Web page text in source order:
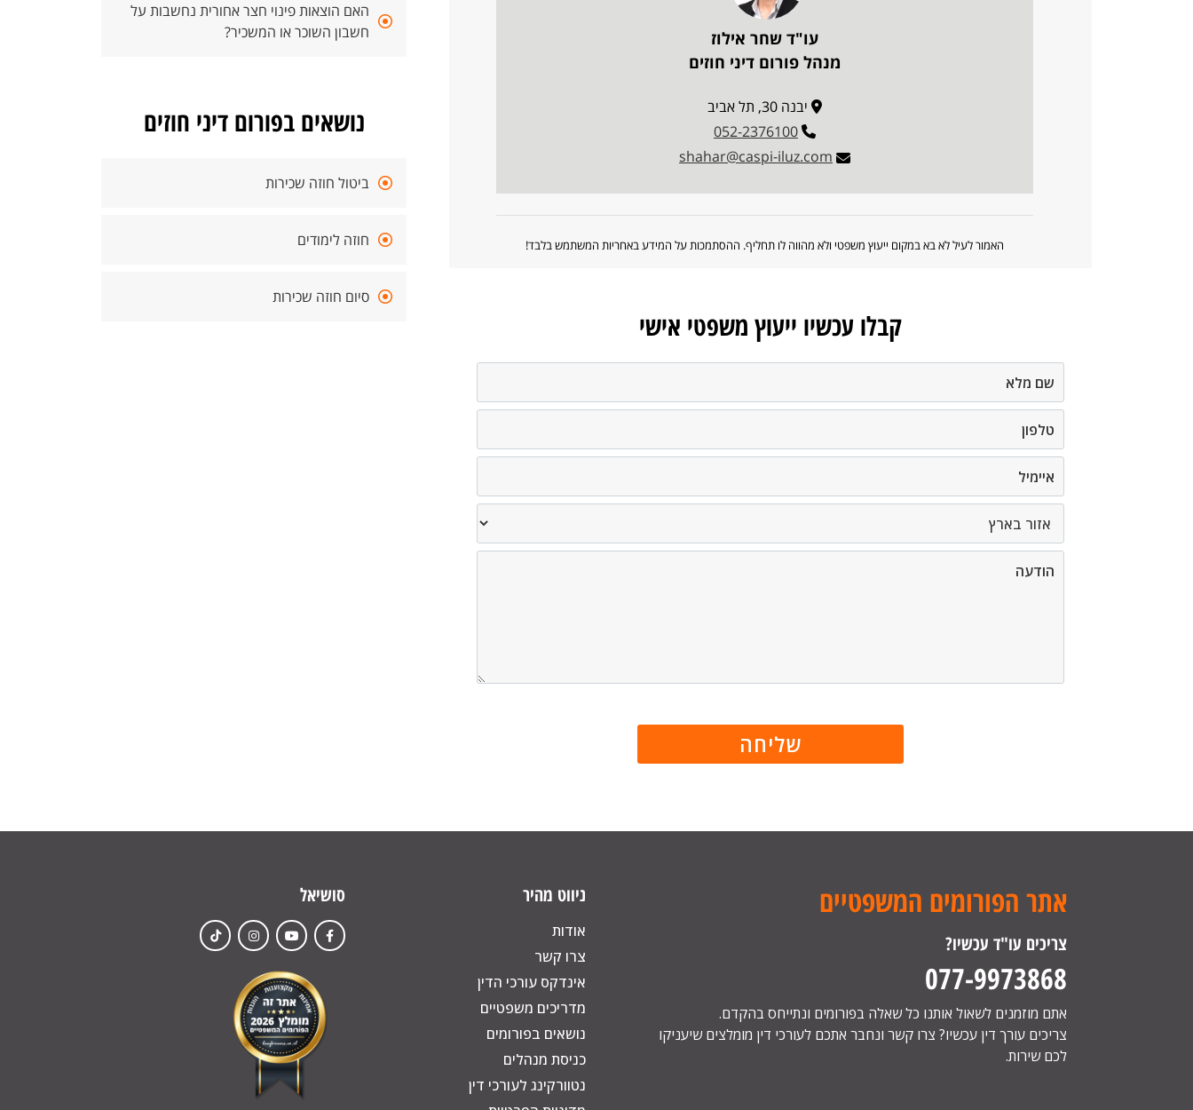
עו"ד שחר אילוז
מנהל פורום דיני חוזים
יבנה 30, תל אביב
052-2376100
shahar@caspi-iluz.com
האמור לעיל לא בא במקום ייעוץ משפטי ולא מהווה לו תחליף. ההסתמכות על המידע באחריות המשתמש בלבד!
קבלו עכשיו ייעוץ משפטי אישי
האם הוצאות פינוי חצר אחורית נחשבות על
חשבון השוכר או המשכיר?
נושאים בפורום דיני חוזים
ביטול חוזה שכירות
חוזה לימודים
סיום חוזה שכירות
אתר הפורומים המשפטיים
צריכים עו"ד עכשיו?
077-9973868
אתם מוזמנים לשאול אותנו כל שאלה בפורומים ונתייחס בהקדם.
צריכים עורך דין עכשיו? צרו קשר ונחבר אתכם לעורכי דין מומלצים שיעניקו
לכם שירות.
ניווט מהיר
אודות
צרו קשר
אינדקס עורכי הדין
מדריכים משפטיים
נושאים בפורומים
כניסת מנהלים
נטוורקינג לעורכי דין
סושיאל